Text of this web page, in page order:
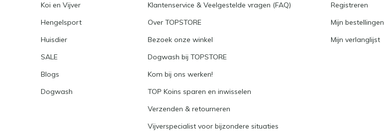
Koi en Vijver
Hengelsport
Huisdier
SALE
Blogs
Dogwash
Klantenservice & Veelgestelde vragen (FAQ)
Over TOPSTORE
Bezoek onze winkel
Dogwash bij TOPSTORE
Kom bij ons werken!
TOP Koins sparen en inwisselen
Verzenden & retourneren
Vijverspecialist voor bijzondere situaties
Registreren
Mijn bestellingen
Mijn verlanglijst